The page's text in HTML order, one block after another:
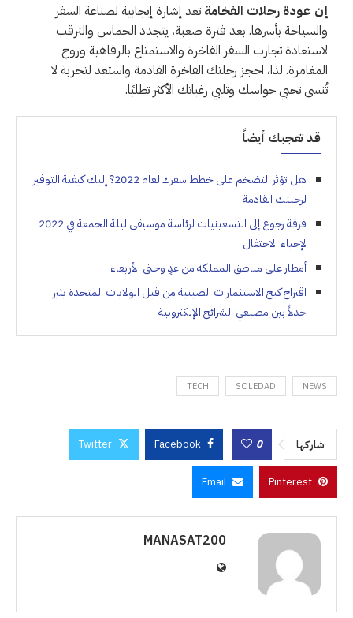
إن عودة رحلات الفخامة تعد إشارة إيجابية لصناعة السفر
والسياحة بأسرها. بعد فترة صعبة، يتجدد الحماس والترقب
لاستعادة تجارب السفر الفاخرة والاستمتاع بالرفاهية وروح
المغامرة. لذا، احجز رحلتك الفاخرة القادمة واستعد لتجربة لا
تُنسى تحيي حواسك وتلبي رغباتك الأكثر تطلبًا.
قد تعجبك أيضاً
هل تؤثر التضخم على خطط سفرك لعام 2022؟ إليك كيفية التوفير
لرحلتك القادمة
فرقة رجوع إلى التسعينيات لرئاسة موسيقى ليلة الجمعة في 2022
لإحياء الاحتفال
أمطار على مناطق المملكة من غدٍ وحتى الأربعاء
اقتراح كبح الاستثمارات الصينية من قبل الولايات المتحدة يثير
جدلاً بين مصنعي الشرائح الإلكترونية
NEWS
SOLEDAD
TECH
شاركها 0
Facebook
Twitter
Pinterest
Email
MANASAT200